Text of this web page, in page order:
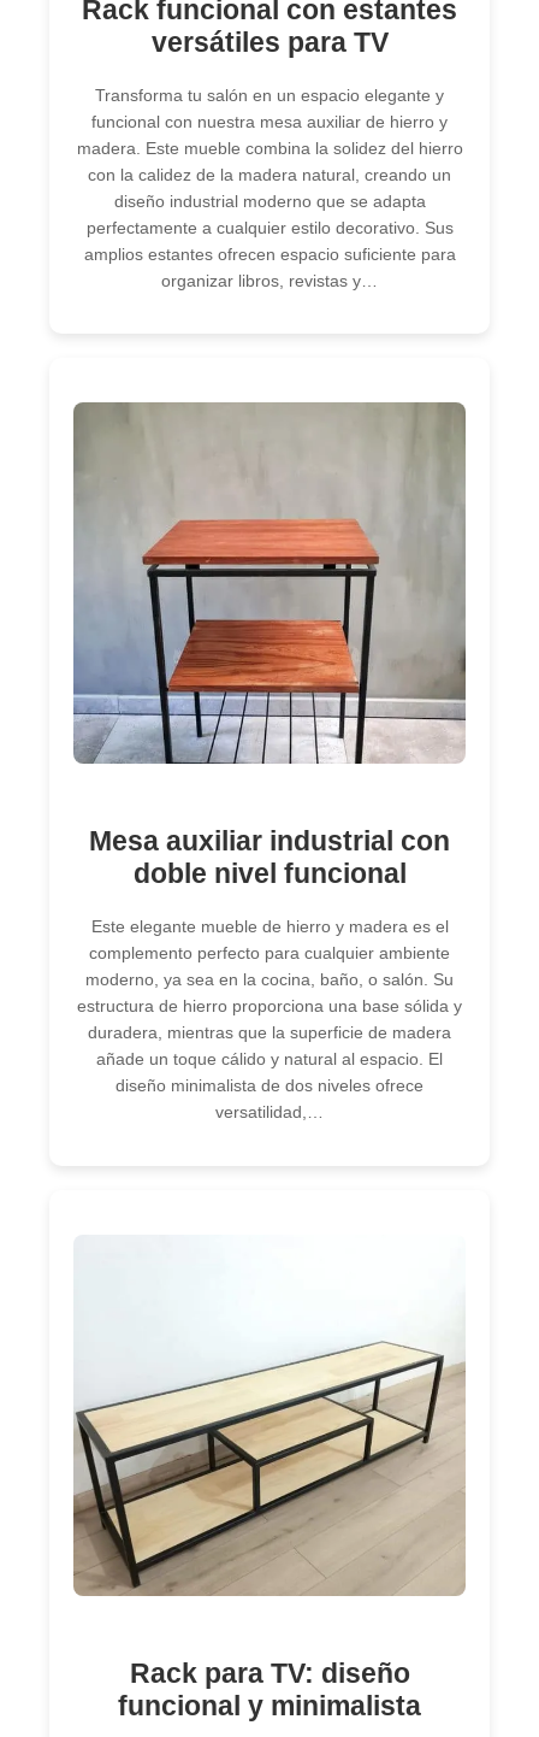
Rack funcional con estantes
versátiles para TV
Transforma tu salón en un espacio elegante y
funcional con nuestra mesa auxiliar de hierro y
madera. Este mueble combina la solidez del hierro
con la calidez de la madera natural, creando un
diseño industrial moderno que se adapta
perfectamente a cualquier estilo decorativo. Sus
amplios estantes ofrecen espacio suficiente para
organizar libros, revistas y…
Mesa auxiliar industrial con
doble nivel funcional
Este elegante mueble de hierro y madera es el
complemento perfecto para cualquier ambiente
moderno, ya sea en la cocina, baño, o salón. Su
estructura de hierro proporciona una base sólida y
duradera, mientras que la superficie de madera
añade un toque cálido y natural al espacio. El
diseño minimalista de dos niveles ofrece
versatilidad,…
Rack para TV: diseño
funcional y minimalista